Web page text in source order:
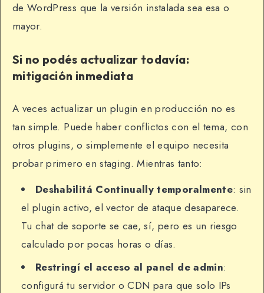
de WordPress que la versión instalada sea esa o
mayor.
Si no podés actualizar todavía:
mitigación inmediata
A veces actualizar un plugin en producción no es
tan simple. Puede haber conflictos con el tema, con
otros plugins, o simplemente el equipo necesita
probar primero en staging. Mientras tanto:
Deshabilitá Continually temporalmente: sin
el plugin activo, el vector de ataque desaparece.
Tu chat de soporte se cae, sí, pero es un riesgo
calculado por pocas horas o días.
Restringí el acceso al panel de admin:
configurá tu servidor o CDN para que solo IPs